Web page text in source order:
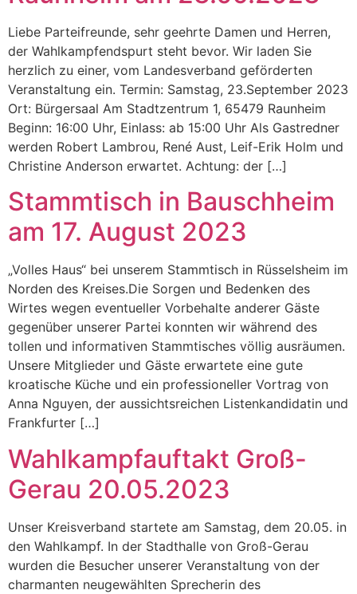
Liebe Parteifreunde, sehr geehrte Damen und Herren,
der Wahlkampfendspurt steht bevor. Wir laden Sie
herzlich zu einer, vom Landesverband geförderten
Veranstaltung ein. Termin: Samstag, 23.September 2023
Ort: Bürgersaal Am Stadtzentrum 1, 65479 Raunheim
Beginn: 16:00 Uhr, Einlass: ab 15:00 Uhr Als Gastredner
werden Robert Lambrou, René Aust, Leif-Erik Holm und
Christine Anderson erwartet. Achtung: der […]
Stammtisch in Bauschheim
am 17. August 2023
„Volles Haus“ bei unserem Stammtisch in Rüsselsheim im
Norden des Kreises.Die Sorgen und Bedenken des
Wirtes wegen eventueller Vorbehalte anderer Gäste
gegenüber unserer Partei konnten wir während des
tollen und informativen Stammtisches völlig ausräumen.
Unsere Mitglieder und Gäste erwartete eine gute
kroatische Küche und ein professioneller Vortrag von
Anna Nguyen, der aussichtsreichen Listenkandidatin und
Frankfurter […]
Wahlkampfauftakt Groß-
Gerau 20.05.2023
Unser Kreisverband startete am Samstag, dem 20.05. in
den Wahlkampf. In der Stadthalle von Groß-Gerau
wurden die Besucher unserer Veranstaltung von der
charmanten neugewählten Sprecherin des